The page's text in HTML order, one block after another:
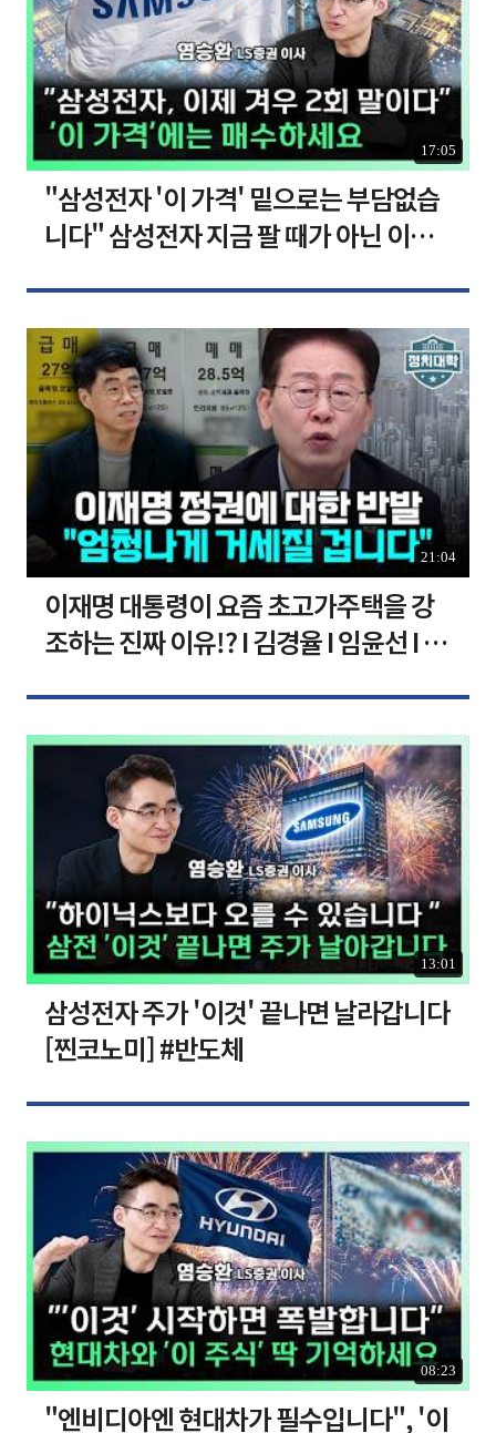
17:05
"삼성전자 '이 가격' 밑으로는 부담없습
니다" 삼성전자 지금 팔 때가 아닌 이유
21:04
이재명 대통령이 요즘 초고가주택을 강
조하는 진짜 이유!? I 김경율 I 임윤선 I 정
13:01
삼성전자 주가 '이것' 끝나면 날라갑니다
[찐코노미] #반도체
08:23
"엔비디아엔 현대차가 필수입니다", '이